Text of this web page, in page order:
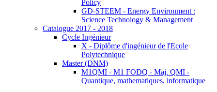
Policy
GD-STEEM - Energy Environment :
Science Technology & Management
Catalogue 2017 - 2018
Cycle Ingénieur
X - Diplôme d'ingénieur de l'Ecole
Polytechnique
Master (DNM)
M1QMI - M1 FODQ - Maj. QMI -
Quantique, mathematiques, informatique